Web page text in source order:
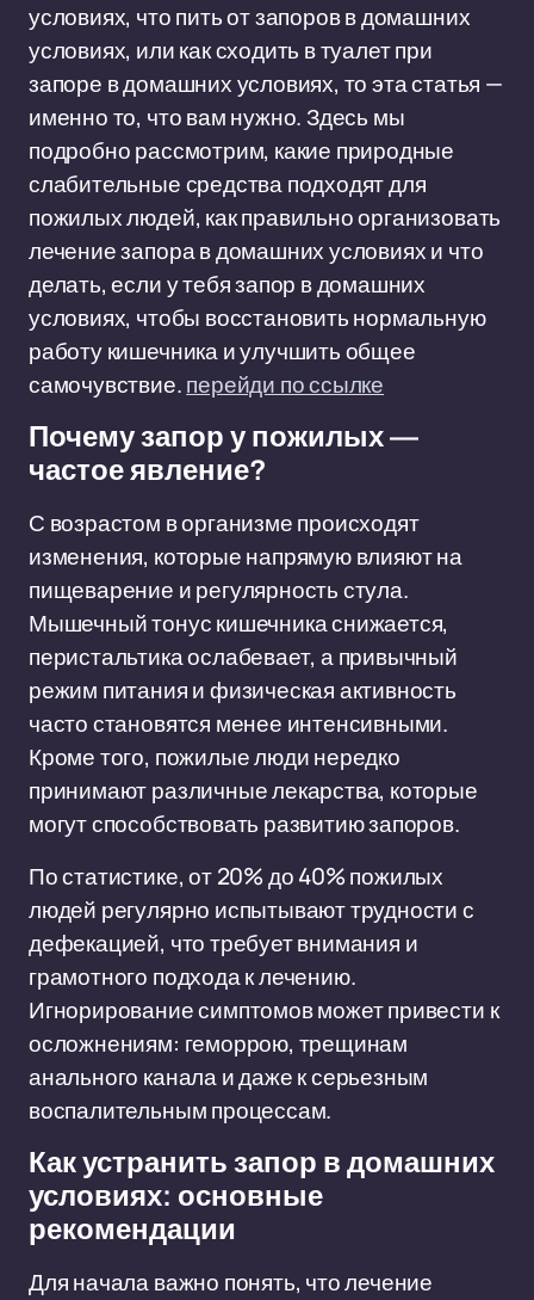
условиях, что пить от запоров в домашних
условиях, или как сходить в туалет при
запоре в домашних условиях, то эта статья —
именно то, что вам нужно. Здесь мы
подробно рассмотрим, какие природные
слабительные средства подходят для
пожилых людей, как правильно организовать
лечение запора в домашних условиях и что
делать, если у тебя запор в домашних
условиях, чтобы восстановить нормальную
работу кишечника и улучшить общее
самочувствие.перейди по ссылке
Почему запор у пожилых —
частое явление?
С возрастом в организме происходят
изменения, которые напрямую влияют на
пищеварение и регулярность стула.
Мышечный тонус кишечника снижается,
перистальтика ослабевает, а привычный
режим питания и физическая активность
часто становятся менее интенсивными.
Кроме того, пожилые люди нередко
принимают различные лекарства, которые
могут способствовать развитию запоров.
По статистике, от 20% до 40% пожилых
людей регулярно испытывают трудности с
дефекацией, что требует внимания и
грамотного подхода к лечению.
Игнорирование симптомов может привести к
осложнениям: геморрою, трещинам
анального канала и даже к серьезным
воспалительным процессам.
Как устранить запор в домашних
условиях: основные
рекомендации
Для начала важно понять, что лечение